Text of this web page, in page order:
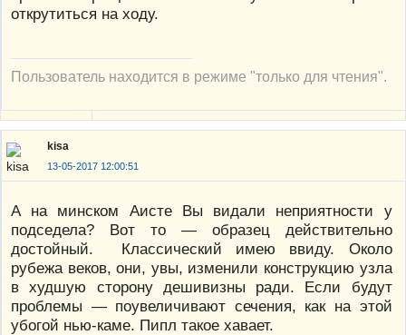
открутиться на ходу.
Пользователь находится в режиме "только для чтения".
kisa
13-05-2017 12:00:51
А на минском Аисте Вы видали неприятности у
подседела? Вот то — образец действительно
достойный. Классический имею ввиду. Около
рубежа веков, они, увы, изменили конструкцию узла
в худшую сторону дешивизны ради. Если будут
проблемы — поувеличивают сечения, как на этой
убогой нью-каме. Пипл такое хавает.